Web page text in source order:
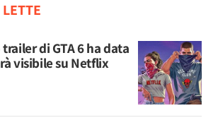
di GTA 6 ha data
visibile su Netflix